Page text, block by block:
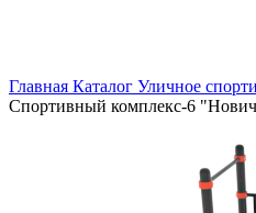
Главная Каталог Уличное
Спортивный комплекс-6